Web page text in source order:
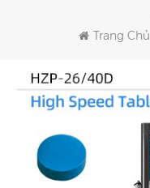
Trang Chủ